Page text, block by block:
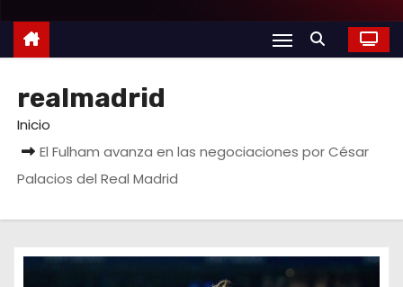
i
realmadrid
Inicio
El Fulham avanza en las negociaciones por César
Palacios del Real Madrid